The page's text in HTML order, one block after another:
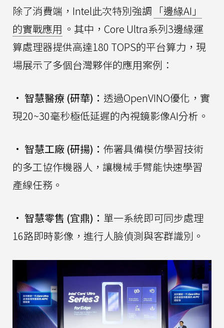
除了消費端，Intel此次特別強調 「邊緣AI」
的實戰應用 。其中，Core Ultra系列3邊緣運
算處理器提供高達180 TOPS的平台算力，現
場展示了多個台灣夥伴的應用案例：
• 智慧醫療 (研華)： 透過OpenVINO優化，實
現20~30毫秒極低延遲的內視鏡影像AI分析。
• 智慧工廠 (研揚)： 佈署具備模仿學習技術
的多工協作機器人，讓機械手臂能快速學習
產線任務。
• 智慧零售 (宜鼎)： 單一系統即可同步處理
16路即時影像，進行人臉偵測與客群識別。